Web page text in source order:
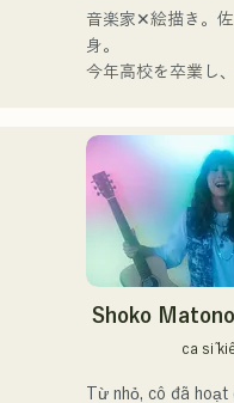
đôi khi mãnh liệt,
với nguồn gốc âm
dạng của các thành
cái tên "Reiwa
音楽家✕絵描き。
身。
今年高校を卒業し
行う傍ら、大胆な色
を活かしたアート
む。枠に収まりき
ルチな表現スタイ
するため、日々探
ている。現在は
に、自身の表現を
Shoko Matono
ca sĩ
Từ nhỏ, cô đã hoạt